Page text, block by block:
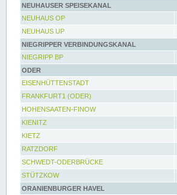
NEUHAUSER SPEISEKANAL
NEUHAUS OP
NEUHAUS UP
NIEGRIPPER VERBINDUNGSKANAL
NIEGRIPP BP
ODER
EISENHÜTTENSTADT
FRANKFURT1 (ODER)
HOHENSAATEN-FINOW
KIENITZ
KIETZ
RATZDORF
SCHWEDT-ODERBRÜCKE
STÜTZKOW
ORANIENBURGER HAVEL